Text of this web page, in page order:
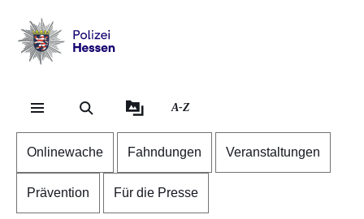
Hessen
A-Z
Onlinewache Fahndungen Veranstaltungen
Prävention Für die Presse